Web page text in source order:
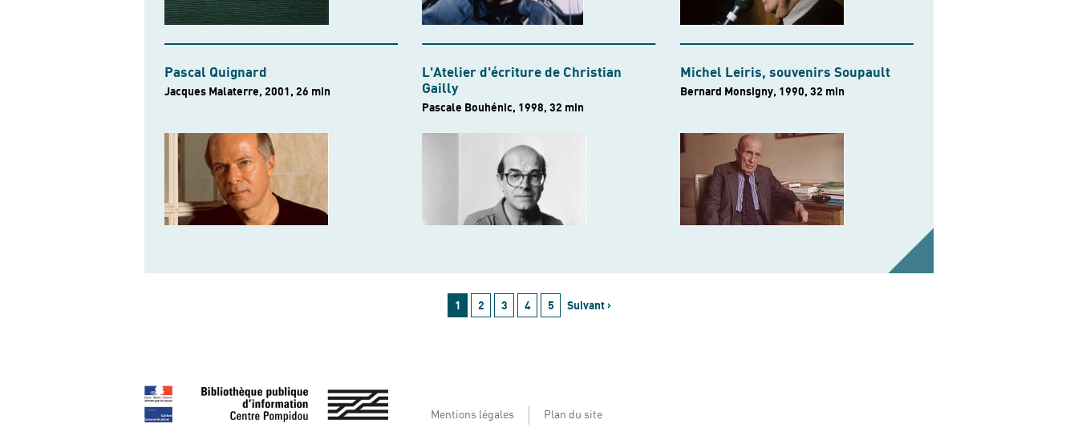
Pascal Quignard
Jacques Malaterre, 2001, 26 min
L'Atelier d'écriture de Christian
Gailly
Pascale Bouhénic, 1998, 32 min
Michel Leiris, souvenirs Soupault
Bernard Monsigny, 1990, 32 min
1 2 3 4 5 Suivant ›
Mentions légales Plan du site